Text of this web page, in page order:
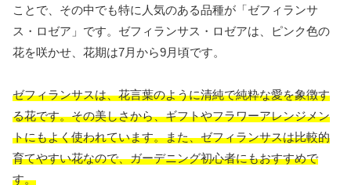
ことで、その中でも特に人気のある品種が「ゼフィランサ
ス・ロゼア」です。ゼフィランサス・ロゼアは、ピンク色の
花を咲かせ、花期は7月から9月頃です。
ゼフィランサスは、花言葉のように清純で純粋な愛を象徴す
る花です。その美しさから、ギフトやフラワーアレンジメン
トにもよく使われています。また、ゼフィランサスは比較的
育てやすい花なので、ガーデニング初心者にもおすすめで
す。